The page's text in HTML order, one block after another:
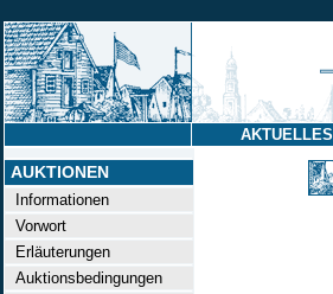
AKTUELLES
AUKTIONEN
Informationen
Vorwort
Erläuterungen
Auktionsbedingungen